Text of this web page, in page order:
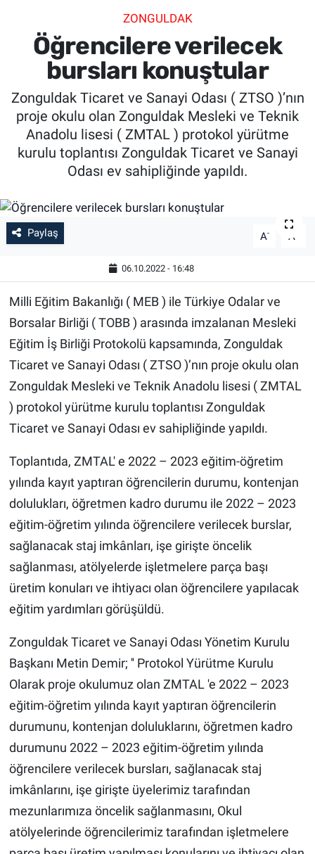
ZONGULDAK
Öğrencilere verilecek
bursları konuştular
Zonguldak Ticaret ve Sanayi Odası ( ZTSO )’nın
proje okulu olan Zonguldak Mesleki ve Teknik
Anadolu lisesi ( ZMTAL ) protokol yürütme
kurulu toplantısı Zonguldak Ticaret ve Sanayi
Odası ev sahipliğinde yapıldı.
Paylaş A- A
06.10.2022 - 16:48
Milli Eğitim Bakanlığı ( MEB ) ile Türkiye Odalar ve
Borsalar Birliği ( TOBB ) arasında imzalanan Mesleki
Eğitim İş Birliği Protokolü kapsamında, Zonguldak
Ticaret ve Sanayi Odası ( ZTSO )’nın proje okulu olan
Zonguldak Mesleki ve Teknik Anadolu lisesi ( ZMTAL
) protokol yürütme kurulu toplantısı Zonguldak
Ticaret ve Sanayi Odası ev sahipliğinde yapıldı.
Toplantıda, ZMTAL' e 2022 – 2023 eğitim-öğretim
yılında kayıt yaptıran öğrencilerin durumu, kontenjan
dolulukları, öğretmen kadro durumu ile 2022 – 2023
eğitim-öğretim yılında öğrencilere verilecek burslar,
sağlanacak staj imkânları, işe girişte öncelik
sağlanması, atölyelerde işletmelere parça başı
üretim konuları ve ihtiyacı olan öğrencilere yapılacak
eğitim yardımları görüşüldü.
Zonguldak Ticaret ve Sanayi Odası Yönetim Kurulu
Başkanı Metin Demir; '' Protokol Yürütme Kurulu
Olarak proje okulumuz olan ZMTAL 'e 2022 – 2023
eğitim-öğretim yılında kayıt yaptıran öğrencilerin
durumunu, kontenjan doluluklarını, öğretmen kadro
durumunu 2022 – 2023 eğitim-öğretim yılında
öğrencilere verilecek bursları, sağlanacak staj
imkânlarını, işe girişte üyelerimiz tarafından
mezunlarımıza öncelik sağlanmasını, Okul
atölyelerinde öğrencilerimiz tarafından işletmelere
SPOR
SAĞLIK